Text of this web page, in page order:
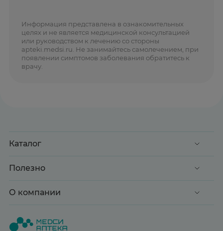
Информация представлена в ознакомительных
целях и не является медицинской консультацией
или руководством к лечению со стороны
apteki.medsi.ru. Не занимайтесь самолечением, при
появлении симптомов заболевания обратитесь к
врачу.
Каталог
Акции
Здоровье
Медицинские товары
Полезно
Доставка и оплата
Статьи и новости
О компании
Все аптеки